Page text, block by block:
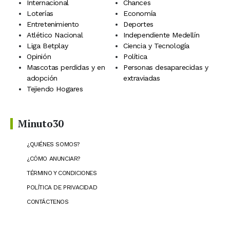
Internacional
Chances
Loterías
Economía
Entretenimiento
Deportes
Atlético Nacional
Independiente Medellín
Liga Betplay
Ciencia y Tecnología
Opinión
Política
Mascotas perdidas y en
adopción
Personas desaparecidas y
extraviadas
Tejiendo Hogares
Minuto30
¿QUIÉNES SOMOS?
¿CÓMO ANUNCIAR?
TÉRMINO Y CONDICIONES
POLÍTICA DE PRIVACIDAD
CONTÁCTENOS